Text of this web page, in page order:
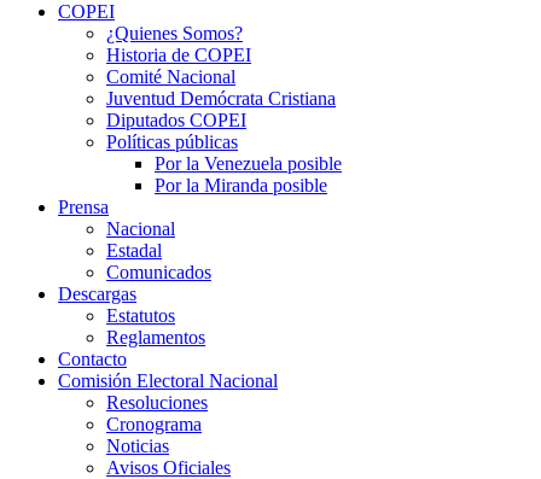
COPEI
¿Quienes Somos?
Historia de COPEI
Comité Nacional
Juventud Demócrata Cristiana
Diputados COPEI
Políticas públicas
Por la Venezuela posible
Por la Miranda posible
Prensa
Nacional
Estadal
Comunicados
Descargas
Estatutos
Reglamentos
Contacto
Comisión Electoral Nacional
Resoluciones
Cronograma
Noticias
Avisos Oficiales